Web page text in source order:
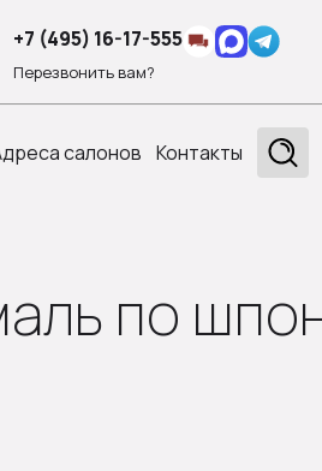
+7 (495) 16-17-555
Перезвонить вам?
салонов Контакты
по